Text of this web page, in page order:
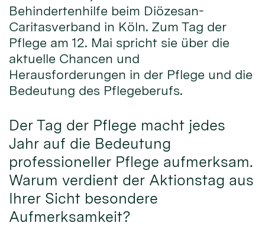
Behindertenhilfe beim Diözesan-
Caritasverband in Köln. Zum Tag der
Pflege am 12. Mai spricht sie über die
aktuelle Chancen und
Herausforderungen in der Pflege und die
Bedeutung des Pflegeberufs.
Der Tag der Pflege macht jedes
Jahr auf die Bedeutung
professioneller Pflege aufmerksam.
Warum verdient der Aktionstag aus
Ihrer Sicht besondere
Aufmerksamkeit?